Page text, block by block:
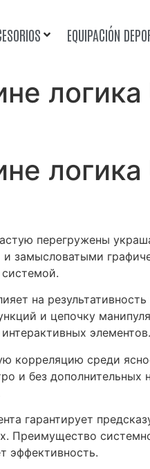
EQUIPACIÓN
перегружены
замысловатыми
системой.
на
и цепочку
элементов.
корреляцию среди
и без дополнительных
гарантирует
Преимущество
эффективность.